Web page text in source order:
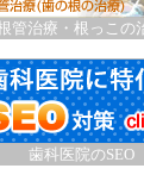
管治療・根っこの
歯科医院のSEO